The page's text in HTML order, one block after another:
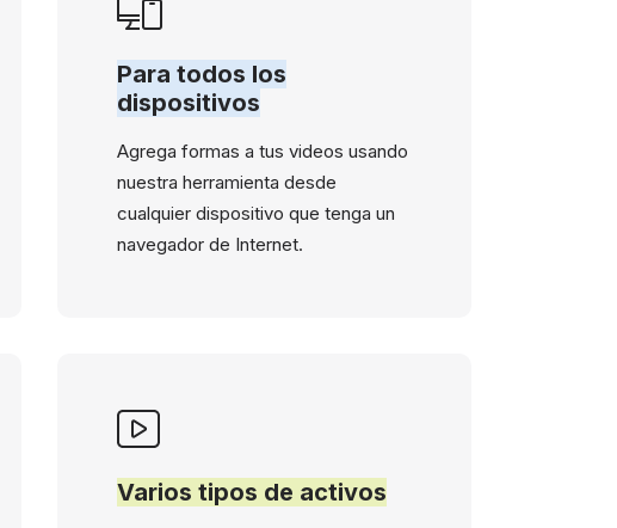
Para todos los
dispositivos
Agrega formas a tus videos usando
nuestra herramienta desde
cualquier dispositivo que tenga un
navegador de Internet.
Varios tipos de activos